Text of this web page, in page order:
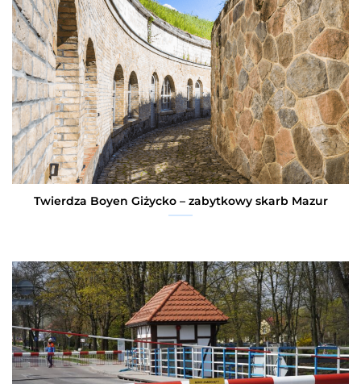
Twierdza Boyen Giżycko – zabytkowy skarb Mazur